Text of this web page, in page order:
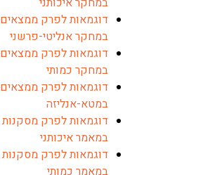
דוגמאות לפרק ממצאים
במחקר אנליטי-פרשני
דוגמאות לפרק ממצאים
במחקר כמותי
דוגמאות לפרק ממצאים
במטא-אנליזה
דוגמאות לפרק מסקנות
במאמר איכותני
דוגמאות לפרק מסקנות
במאמר כמותי